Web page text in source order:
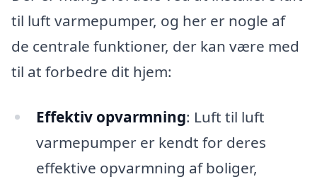
til luft varmepumper, og her er nogle af
de centrale funktioner, der kan være med
til at forbedre dit hjem:
Effektiv opvarmning: Luft til luft
varmepumper er kendt for deres
effektive opvarmning af boliger,